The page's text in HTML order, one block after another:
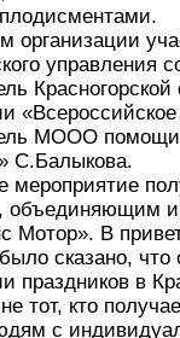
организации
управления
МООО
С.Балыкова.
мероприятие
и
Мотор». В
сказано,
праздников в
тот, кто
с